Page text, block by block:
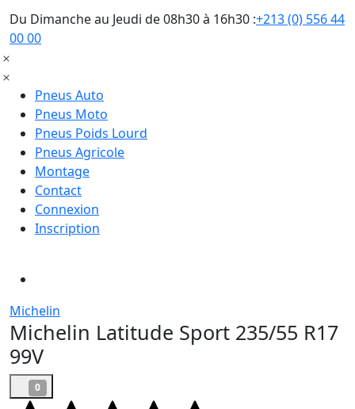
Du Dimanche au Jeudi de 08h30 à 16h30 :+213 (0) 556 44
00 00
Pneus Auto
Pneus Moto
Pneus Poids Lourd
Pneus Agricole
Montage
Contact
Connexion
Inscription
Michelin
Michelin Latitude Sport 235/55 R17
99V
0